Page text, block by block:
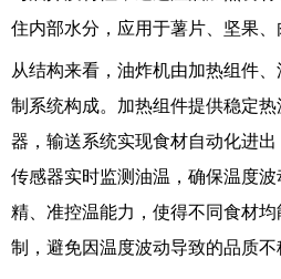
住内部水分，应用于薯片、坚果、
从结构来看，油炸机由加热组件
制系统构成。加热组件提供稳定
器，输送系统实现食材自动化进
传感器实时监测油温，确保温度
精、准控温能力，使得不同食材
制，避免因温度波动导致的品质不